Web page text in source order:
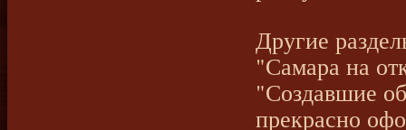
Другие
"Самара на
"Создавшие
прекрасно